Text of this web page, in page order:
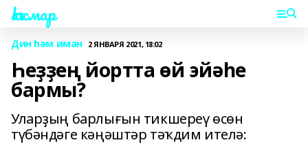
Һаҡмар
Дин һәм иман 2 ЯНВАРЯ 2021, 18:02
Һеҙҙең йортта өй эйәһе
бармы?
Уларҙың барлығын тикшереү өсөн
түбәндәге кәңәштәр тәҡдим ителә: